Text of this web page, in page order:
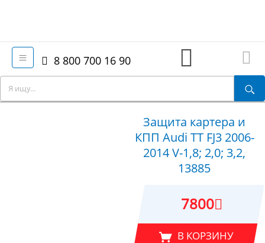
8 800 700 16 90
Защита картера и
КПП Audi TT FJ3 2006-
2014 V-1,8; 2,0; 3,2,
13885
7800
В КОРЗИНУ